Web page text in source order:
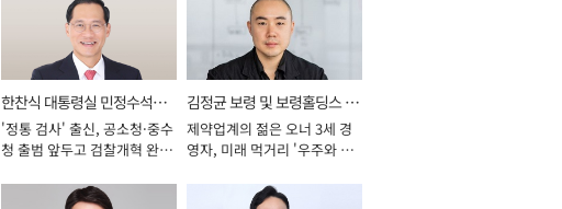
한찬식 대통령실 민정수석비
서관
'정통 검사' 출신, 공소청·중수
청 출범 앞두고 검찰개혁 완수
김정균 보령 및 보령홀딩스 대
표이사 사장
제약업계의 젊은 오너 3세 경
영자, 미래 먹거리 '우주와 헬